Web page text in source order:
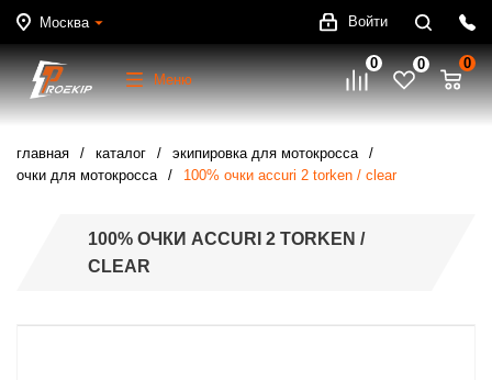
Москва Войти
Меню
0 0 0
главная каталог
экипировка для мотокросса
очки для мотокросса
100% очки accuri 2 torken / clear
100% ОЧКИ ACCURI 2 TORKEN /
CLEAR